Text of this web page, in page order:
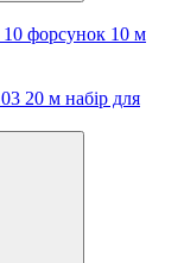
10 форсунок 10 м